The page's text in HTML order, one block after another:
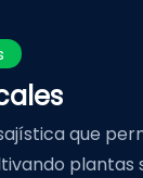
que
plantas